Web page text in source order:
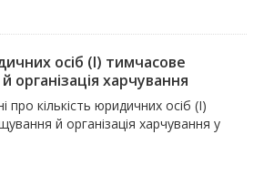
осіб (I) тимчасове
організація харчування
про кількість юридичних осіб (I)
й організація харчування у